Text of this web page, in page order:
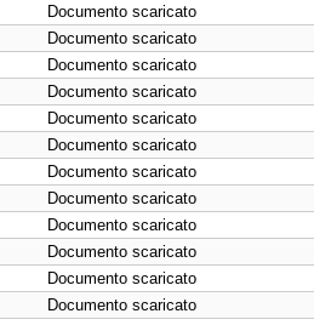
Documento scaricato
Documento scaricato
Documento scaricato
Documento scaricato
Documento scaricato
Documento scaricato
Documento scaricato
Documento scaricato
Documento scaricato
Documento scaricato
Documento scaricato
Documento scaricato